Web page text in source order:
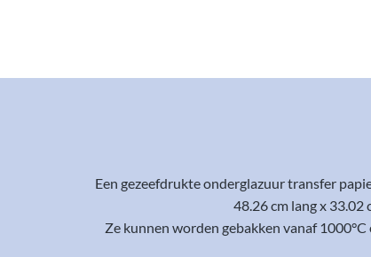
Een gezeefdrukte onderglazuur transfer
48.26 cm lang x
Ze kunnen worden gebakken vanaf